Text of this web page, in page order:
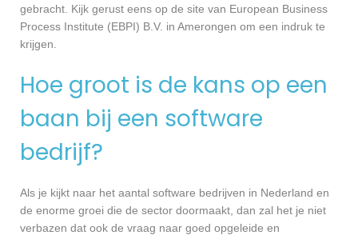
gebracht. Kijk gerust eens op de site van European Business
Process Institute (EBPI) B.V. in Amerongen om een indruk te
krijgen.
Hoe groot is de kans op een
baan bij een software
bedrijf?
Als je kijkt naar het aantal software bedrijven in Nederland en
de enorme groei die de sector doormaakt, dan zal het je niet
verbazen dat ook de vraag naar goed opgeleide en